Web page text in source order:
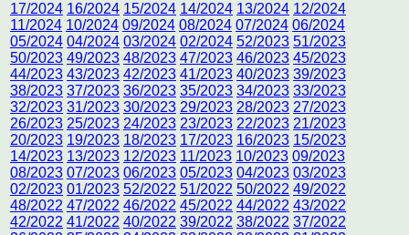
17/2024 16/2024 15/2024 14/2024 13/2024 12/2024
11/2024 10/2024 09/2024 08/2024 07/2024 06/2024
05/2024 04/2024 03/2024 02/2024 52/2023 51/2023
50/2023 49/2023 48/2023 47/2023 46/2023 45/2023
44/2023 43/2023 42/2023 41/2023 40/2023 39/2023
38/2023 37/2023 36/2023 35/2023 34/2023 33/2023
32/2023 31/2023 30/2023 29/2023 28/2023 27/2023
26/2023 25/2023 24/2023 23/2023 22/2023 21/2023
20/2023 19/2023 18/2023 17/2023 16/2023 15/2023
14/2023 13/2023 12/2023 11/2023 10/2023 09/2023
08/2023 07/2023 06/2023 05/2023 04/2023 03/2023
02/2023 01/2023 52/2022 51/2022 50/2022 49/2022
48/2022 47/2022 46/2022 45/2022 44/2022 43/2022
42/2022 41/2022 40/2022 39/2022 38/2022 37/2022